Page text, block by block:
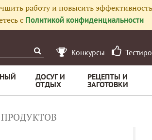
работу и повысить
с Политикой конфиденциальности
Конкурсы
ДОСУГ И
ОТДЫХ
РЕЦЕПТЫ И
ЗАГОТОВКИ